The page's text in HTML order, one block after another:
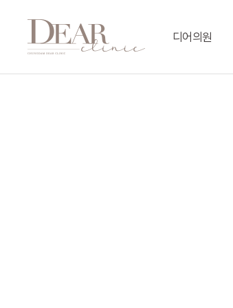
디어의원